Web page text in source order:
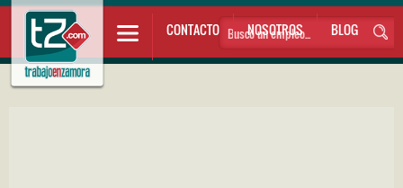
CONTACTO NOSOTROS BLOG